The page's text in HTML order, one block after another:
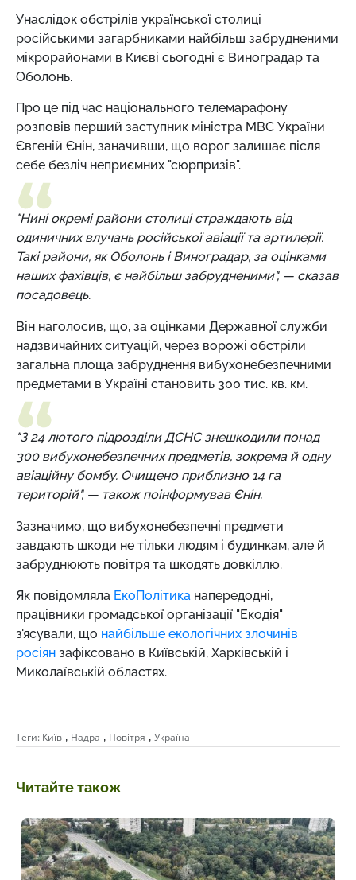
Унаслідок обстрілів української столиці
російськими загарбниками найбільш забрудненими
мікрорайонами в Києві сьогодні є Виноградар та
Оболонь.
Про це під час національного телемарафону
розповів перший заступник міністра МВС України
Євгеній Єнін, заначивши, що ворог залишає після
себе безліч неприємних "сюрпризів".
"Нині окремі райони столиці страждають від
одиничних влучань російської авіації та артилерії.
Такі райони, як Оболонь і Виноградар, за оцінками
наших фахівців, є найбільш забрудненими", — сказав
посадовець.
Він наголосив, що, за оцінками Державної служби
надзвичайних ситуацій, через ворожі обстріли
загальна площа забруднення вибухонебезпечними
предметами в Україні становить 300 тис. кв. км.
"З 24 лютого підрозділи ДСНС знешкодили понад
300 вибухонебезпечних предметів, зокрема й одну
авіаційну бомбу. Очищено приблизно 14 га
територій", — також поінформував Єнін.
Зазначимо, що вибухонебезпечні предмети
завдають шкоди не тільки людям і будинкам, але й
забруднюють повітря та шкодять довкіллю.
Як повідомляла ЕкоПолітика напередодні,
працівники громадської організації "Екодія"
з'ясували, що найбільше екологічних злочинів
росіян зафіксовано в Київській, Харківській і
Миколаївській областях.
Теги: Київ , Надра , Повітря , Україна
Читайте також